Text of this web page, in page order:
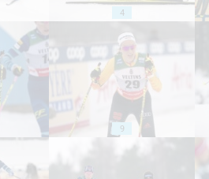
4
9